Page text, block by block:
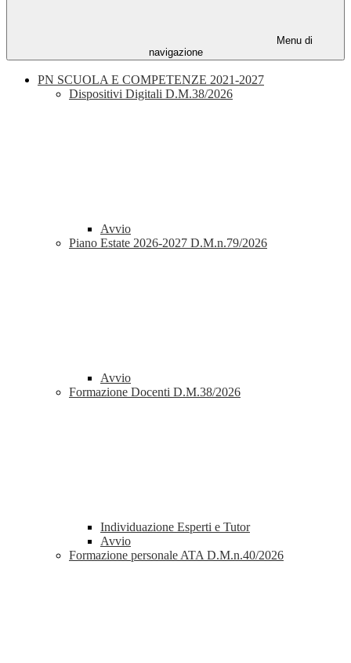
Menu di
navigazione
PN SCUOLA E COMPETENZE 2021-2027
Dispositivi Digitali D.M.38/2026
Avvio
Piano Estate 2026-2027 D.M.n.79/2026
Avvio
Formazione Docenti D.M.38/2026
Individuazione Esperti e Tutor
Avvio
Formazione personale ATA D.M.n.40/2026